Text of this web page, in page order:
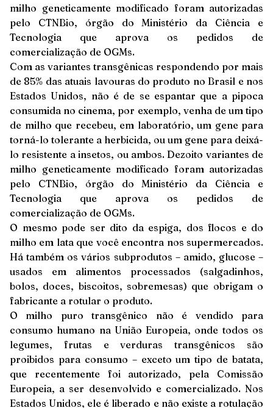
milho geneticamente modificado foram autorizadas
pelo CTNBio, órgão do Ministério da Ciência e
Tecnologia que aprova os pedidos de
comercialização de OGMs.
Com as variantes transgênicas respondendo por mais
de 85% das atuais lavouras do produto no Brasil e nos
Estados Unidos, não é de se espantar que a pipoca
consumida no cinema, por exemplo, venha de um tipo
de milho que recebeu, em laboratório, um gene para
torná-lo tolerante a herbicida, ou um gene para deixá-
lo resistente a insetos, ou ambos. Dezoito variantes de
milho geneticamente modificado foram autorizadas
pelo CTNBio, órgão do Ministério da Ciência e
Tecnologia que aprova os pedidos de
comercialização de OGMs.
O mesmo pode ser dito da espiga, dos flocos e do
milho em lata que você encontra nos supermercados.
Há também os vários subprodutos – amido, glucose –
usados em alimentos processados (salgadinhos,
bolos, doces, biscoitos, sobremesas) que obrigam o
fabricante a rotular o produto.
O milho puro transgênico não é vendido para
consumo humano na União Europeia, onde todos os
legumes, frutas e verduras transgênicos são
proibidos para consumo – exceto um tipo de batata,
que recentemente foi autorizado, pela Comissão
Europeia, a ser desenvolvido e comercializado. Nos
Estados Unidos, ele é liberado e não existe a rotulação